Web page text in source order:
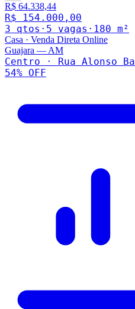
R$ 64.338,44
R$ 154.000,00
3 qtos · 5 vagas · 180 m²
Casa · Venda Direta Online
Guajara — AM
Centro · Rua Alonso
54% OFF